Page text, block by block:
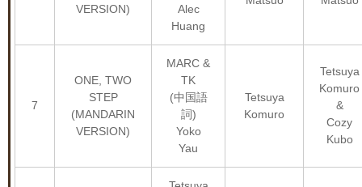
VERSION)
Alec
Huang
7
ONE, TWO
STEP
(MANDARIN
VERSION)
MARC &
TK
(中国語
詞)
Yoko
Yau
Tetsuya
Komuro
Tetsuya
Komuro
&
Cozy
Kubo